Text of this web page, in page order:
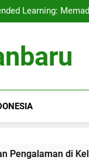
Learning:
Profesi serta
Learning:
Profesi serta
di Kelas Hibrida